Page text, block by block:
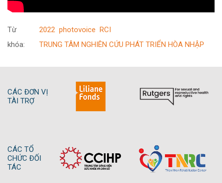
Từ
khóa:
2022 photovoice
RCI
TRUNG TÂM NGHIÊN CỨU PHÁT TRIỂN HÒA NHẬP
CÁC ĐƠN VỊ
TÀI TRỢ
CÁC TỔ
CHỨC ĐỐI
TÁC